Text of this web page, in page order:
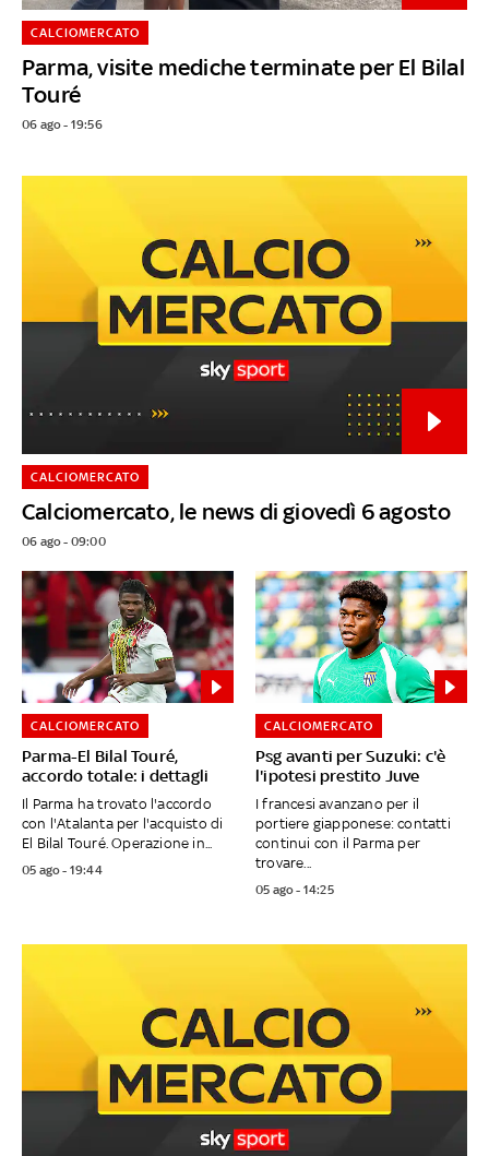
Parma, visite mediche terminate per El Bilal
Touré
CALCIOMERCATO
06 ago - 19:56
Calciomercato, le news di giovedì 6 agosto
CALCIOMERCATO
06 ago - 09:00
Parma-El Bilal Touré,
accordo totale: i dettagli
CALCIOMERCATO
Il Parma ha trovato l'accordo
con l'Atalanta per l'acquisto di
El Bilal Touré. Operazione in...
05 ago - 19:44
Psg avanti per Suzuki: c'è
l'ipotesi prestito Juve
CALCIOMERCATO
I francesi avanzano per il
portiere giapponese: contatti
continui con il Parma per
trovare...
05 ago - 14:25